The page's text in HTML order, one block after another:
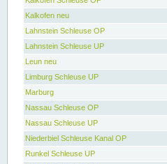
Kalkofen neu
Lahnstein Schleuse OP
Lahnstein Schleuse UP
Leun neu
Limburg Schleuse UP
Marburg
Nassau Schleuse OP
Nassau Schleuse UP
Niederbiel Schleuse Kanal OP
Runkel Schleuse UP